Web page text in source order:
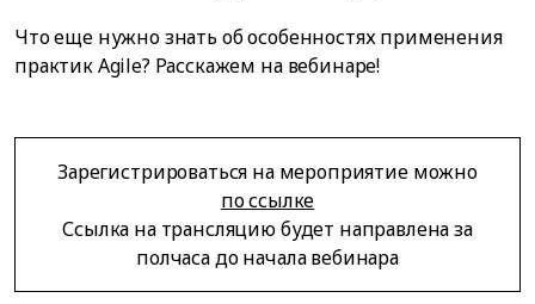
Что еще нужно знать об особенностях применения
практик Agile? Расскажем на вебинаре!
Зарегистрироваться на мероприятие можно
по ссылке
Ссылка на трансляцию будет направлена за
полчаса до начала вебинара